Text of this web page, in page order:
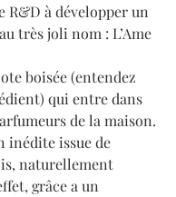
R&D à développer un
très joli nom : L’Ame
boisée (entendez
qui entre dans
de la maison.
inédite issue de
naturellement
grâce a un